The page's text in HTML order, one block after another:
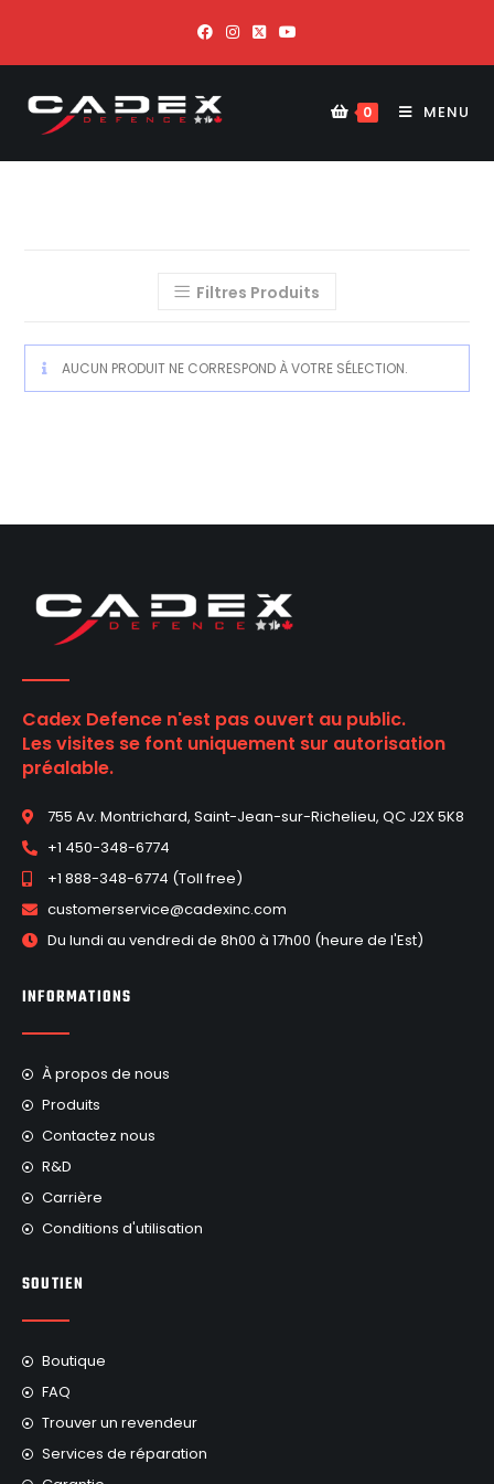
0 MENU
Filtres Produits
AUCUN PRODUIT NE CORRESPOND À VOTRE SÉLECTION.
Cadex Defence n'est pas ouvert au public.
Les visites se font uniquement sur autorisation
préalable.
755 Av. Montrichard, Saint-Jean-sur-Richelieu, QC J2X 5K8
+1 450-348-6774
+1 888-348-6774 (Toll free)
customerservice@cadexinc.com
Du lundi au vendredi de 8h00 à 17h00 (heure de l'Est)
INFORMATIONS
À propos de nous
Produits
Contactez nous
R&D
Carrière
Conditions d'utilisation
SOUTIEN
Boutique
FAQ
Trouver un revendeur
Services de réparation